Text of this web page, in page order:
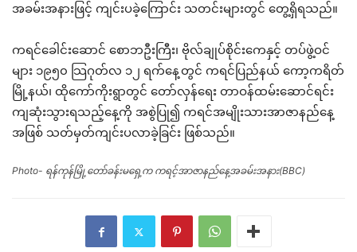
အခမ်းအနားဖြင့် ကျင်းပခဲ့ကြောင်း သတင်းများတွင် တွေ့ရှိရသည်။
ကရင်ခေါင်းဆောင် စောဘဦးကြီး၊ ဗိုလ်ချုပ်စိုင်းကေနှင့် တပ်ဖွဲ့ဝင်
များ ၁၉၅၀ သြဂုတ်လ ၁၂ ရက်နေ့တွင် ကရင်ပြည်နယ် ကော့ကရိတ်
မြို့နယ်၊ ထိုကော်ကိုးရွာတွင် တော်လှန်ရေး တာဝန်ထမ်းဆောင်ရင်း
ကျဆုံးသွားရသည့်နေ့ကို အစွဲပြု၍ ကရင်အမျိုးသားအာဇာနည်နေ့
အဖြစ် သတ်မှတ်ကျင်းပလာခဲ့ခြင်း ဖြစ်သည်။
Photo- ရန်ကုန်မြို့တော်ခန်းမရှေ့က ကရင့်အာဇာနည်နေ့အခမ်းအနား(BBC)